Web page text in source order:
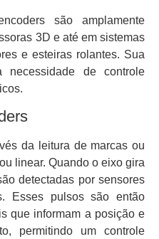
são amplamente
3D e até em sistemas
e esteiras rolantes. Sua
necessidade de controle
da leitura de marcas ou
linear. Quando o eixo gira
detectadas por sensores
Esses pulsos são então
que informam a posição e
permitindo um controle